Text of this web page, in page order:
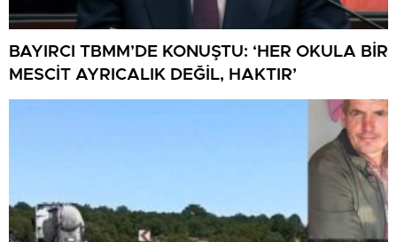
BAYIRCI TBMM’DE KONUŞTU: ‘HER OKULA BİR
MESCİT AYRICALIK DEĞİL, HAKTIR’